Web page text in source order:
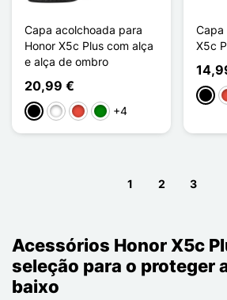
Capa acolchoada para
Honor X5c Plus com alça
e alça de ombro
20,99 €
PretoBrancoVermelho
Verde
+4
Capa
X5c
Preto
1 2 3
Acessórios Honor X5c
seleção para o proteger
baixo